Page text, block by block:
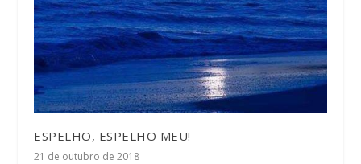
ESPELHO, ESPELHO MEU!
21 de outubro de 2018